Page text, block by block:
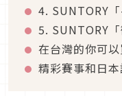
4. SUNTORY
5. SUNTORY「
在台灣的你可以
精彩賽事和日